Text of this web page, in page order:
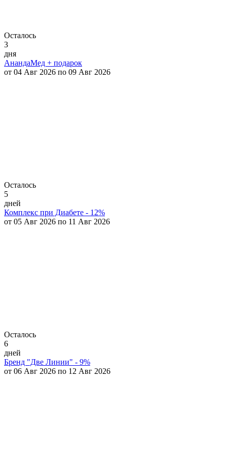
Осталось
3
дня
АнандаМед + подарок
от 04 Авг 2026 по 09 Авг 2026
Осталось
5
дней
Комплекс при Диабете - 12%
от 05 Авг 2026 по 11 Авг 2026
Осталось
6
дней
Бренд "Две Линии" - 9%
от 06 Авг 2026 по 12 Авг 2026